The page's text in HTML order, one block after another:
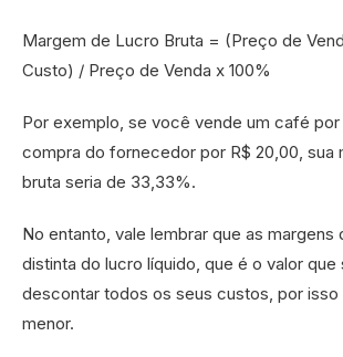
Margem de Lucro Bruta = (Preço de
Custo) / Preço de Venda x 100%
Por exemplo, se você vende um café
compra do fornecedor por R$ 20,00, sua
bruta seria de 33,33%.
No entanto, vale lembrar que as margens
distinta do lucro líquido, que é o valor que
descontar todos os seus custos, por
menor.